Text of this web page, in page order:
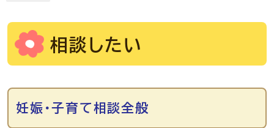
相談したい
メインメニュー
妊娠・子育て相談全般